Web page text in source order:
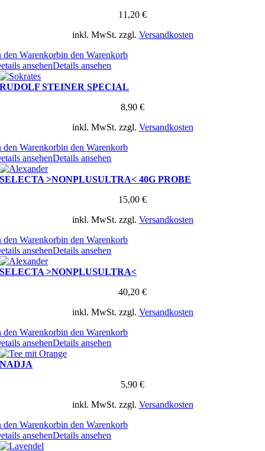
11,20 €
inkl. MwSt. zzgl. Versandkosten
den Warenkorbin den Warenkorb
ansehenDetails ansehen
RUDOLF STEINER SPECIAL
8,90 €
inkl. MwSt. zzgl. Versandkosten
den Warenkorbin den Warenkorb
ansehenDetails ansehen
SELECTA >NONPLUSULTRA< 40G PROBE
15,00 €
inkl. MwSt. zzgl. Versandkosten
den Warenkorbin den Warenkorb
ansehenDetails ansehen
SELECTA >NONPLUSULTRA<
40,20 €
inkl. MwSt. zzgl. Versandkosten
den Warenkorbin den Warenkorb
ansehenDetails ansehen
NADJA
5,90 €
inkl. MwSt. zzgl. Versandkosten
den Warenkorbin den Warenkorb
ansehenDetails ansehen